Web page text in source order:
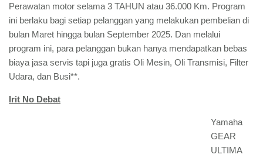
Perawatan motor selama 3 TAHUN atau 36.000 Km. Program
ini berlaku bagi setiap pelanggan yang melakukan pembelian di
bulan Maret hingga bulan September 2025. Dan melalui
program ini, para pelanggan bukan hanya mendapatkan bebas
biaya jasa servis tapi juga gratis Oli Mesin, Oli Transmisi, Filter
Udara, dan Busi**.
Irit No Debat
Yamaha
GEAR
ULTIMA